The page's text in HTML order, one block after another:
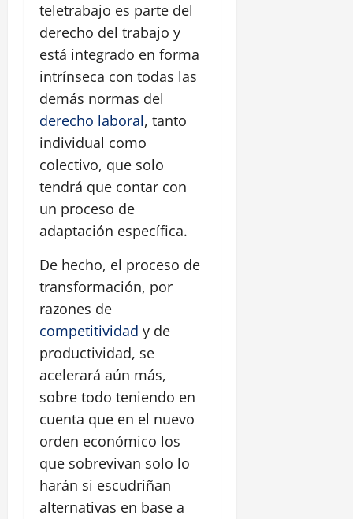
teletrabajo es parte del
derecho del trabajo y
está integrado en forma
intrínseca con todas las
demás normas del
derecho laboral, tanto
individual como
colectivo, que solo
tendrá que contar con
un proceso de
adaptación específica.
De hecho, el proceso de
transformación, por
razones de
competitividad y de
productividad, se
acelerará aún más,
sobre todo teniendo en
cuenta que en el nuevo
orden económico los
que sobrevivan solo lo
harán si escudriñan
alternativas en base a